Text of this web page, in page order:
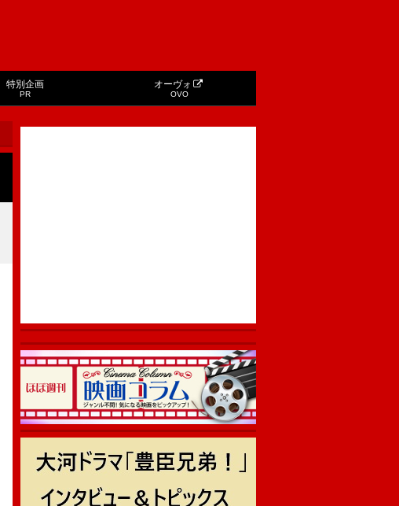
特別企画
PR
オーヴォ
OVO